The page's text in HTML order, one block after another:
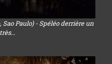
Paulo) - Spéléo derrière un